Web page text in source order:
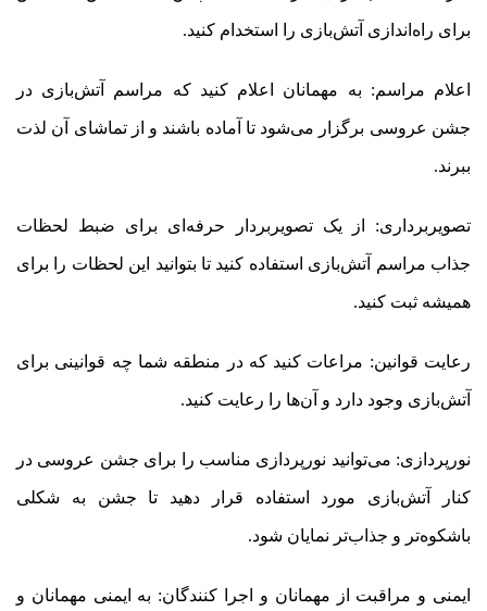
برای راه‌اندازی آتش‌بازی را استخدام کنید.
اعلام مراسم: به مهمانان اعلام کنید که مراسم آتش‌بازی در
جشن عروسی برگزار می‌شود تا آماده باشند و از تماشای آن لذت
ببرند.
تصویربرداری: از یک تصویربردار حرفه‌ای برای ضبط لحظات
جذاب مراسم آتش‌بازی استفاده کنید تا بتوانید این لحظات را برای
همیشه ثبت کنید.
رعایت قوانین: مراعات کنید که در منطقه شما چه قوانینی برای
آتش‌بازی وجود دارد و آن‌ها را رعایت کنید.
نورپردازی: می‌توانید نورپردازی مناسب را برای جشن عروسی در
کنار آتش‌بازی مورد استفاده قرار دهید تا جشن به شکلی
باشکوه‌تر و جذاب‌تر نمایان شود.
ایمنی و مراقبت از مهمانان و اجرا کنندگان: به ایمنی مهمانان و